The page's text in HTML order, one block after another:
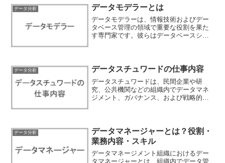
利に向けてデータ重視のアプローチを採
用し、成果を最大化するため...
データ分析 データモデラーとは
データモデラーは、情報技術およびデー
タベース管理の領域で重要な役割を果た
す専門家です。彼らはデータベースシス
成します。データモデルは...
データ分析 データスチュワードの仕事内容
データスチュワードは、民間企業や研
究、公共機関などの組織内でデータマネ
ジメント、ガバナンス、および戦略的な
まざまな業務を担当します。...
データ分析
データマネージャーとは？役割・
業務内容・スキル
データマネージメント組織におけるデー
タマネージャーとは、組織内でデータ管